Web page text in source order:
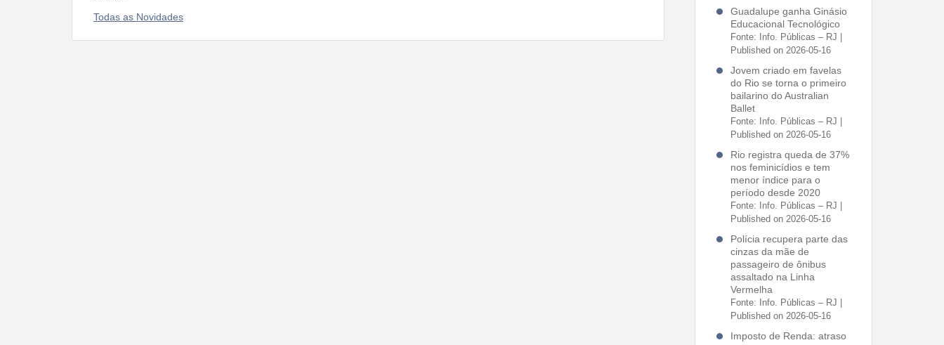
Todas as Novidades
Guadalupe ganha Ginásio
Educacional Tecnológico
Fonte: Info. Públicas – RJ
Published on 2026-05-16
Jovem criado em favelas
do Rio se torna o primeiro
bailarino do Australian
Ballet
Fonte: Info. Públicas – RJ
Published on 2026-05-16
Rio registra queda de 37%
nos feminicídios e tem
menor índice para o
período desde 2020
Fonte: Info. Públicas – RJ
Published on 2026-05-16
Polícia recupera parte das
cinzas da mãe de
passageiro de ônibus
assaltado na Linha
Vermelha
Fonte: Info. Públicas – RJ
Published on 2026-05-16
Imposto de Renda: atraso